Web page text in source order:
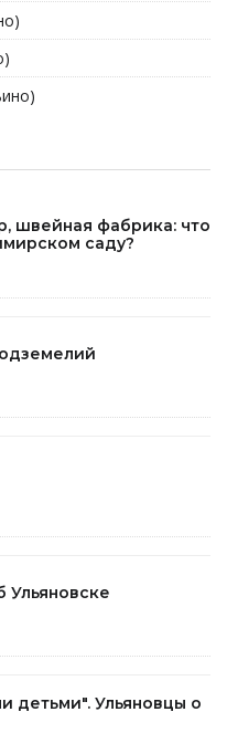
швейная фабрика: что
саду?
Ульяновске
детьми". Ульяновцы о